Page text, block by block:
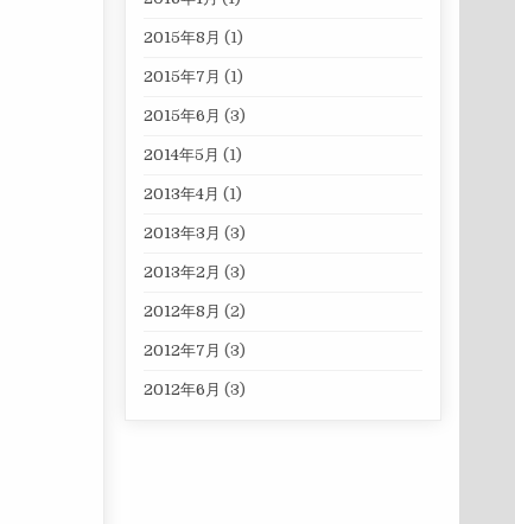
2015年8月 (1)
2015年7月 (1)
2015年6月 (3)
2014年5月 (1)
2013年4月 (1)
2013年3月 (3)
2013年2月 (3)
2012年8月 (2)
2012年7月 (3)
2012年6月 (3)